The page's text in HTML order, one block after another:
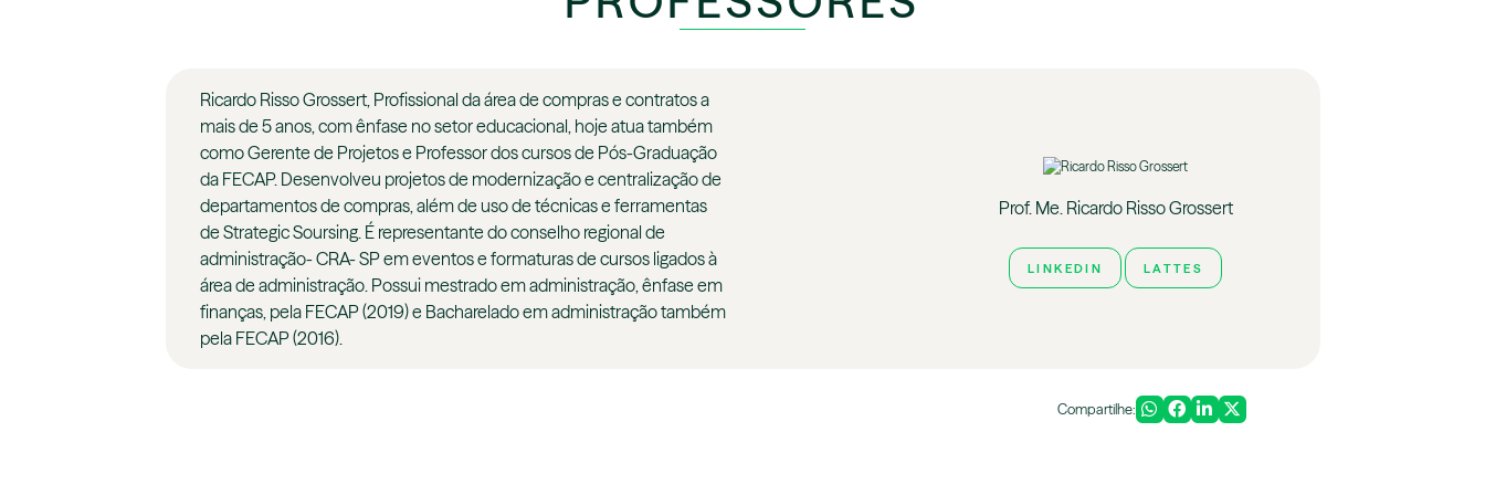
Ricardo Risso Grossert, Profissional da área de compras e contratos a
mais de 5 anos, com ênfase no setor educacional, hoje atua também
como Gerente de Projetos e Professor dos cursos de Pós-Graduação
da FECAP. Desenvolveu projetos de modernização e centralização de
departamentos de compras, além de uso de técnicas e ferramentas
de Strategic Soursing. É representante do conselho regional de
administração- CRA- SP em eventos e formaturas de cursos ligados à
área de administração. Possui mestrado em administração, ênfase em
finanças, pela FECAP (2019) e Bacharelado em administração também
pela FECAP (2016).
Prof. Me. Ricardo Risso Grossert
LINKEDIN LATTES
Compartilhe: